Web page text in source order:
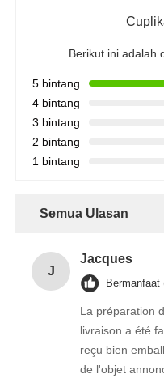
Berikut ini adalah
5 bintang
4 bintang
3 bintang
2 bintang
1 bintang
Semua Ulasan
J
Jacques
Bermanfaat
La préparation
livraison a été
reçu bien
de l'objet